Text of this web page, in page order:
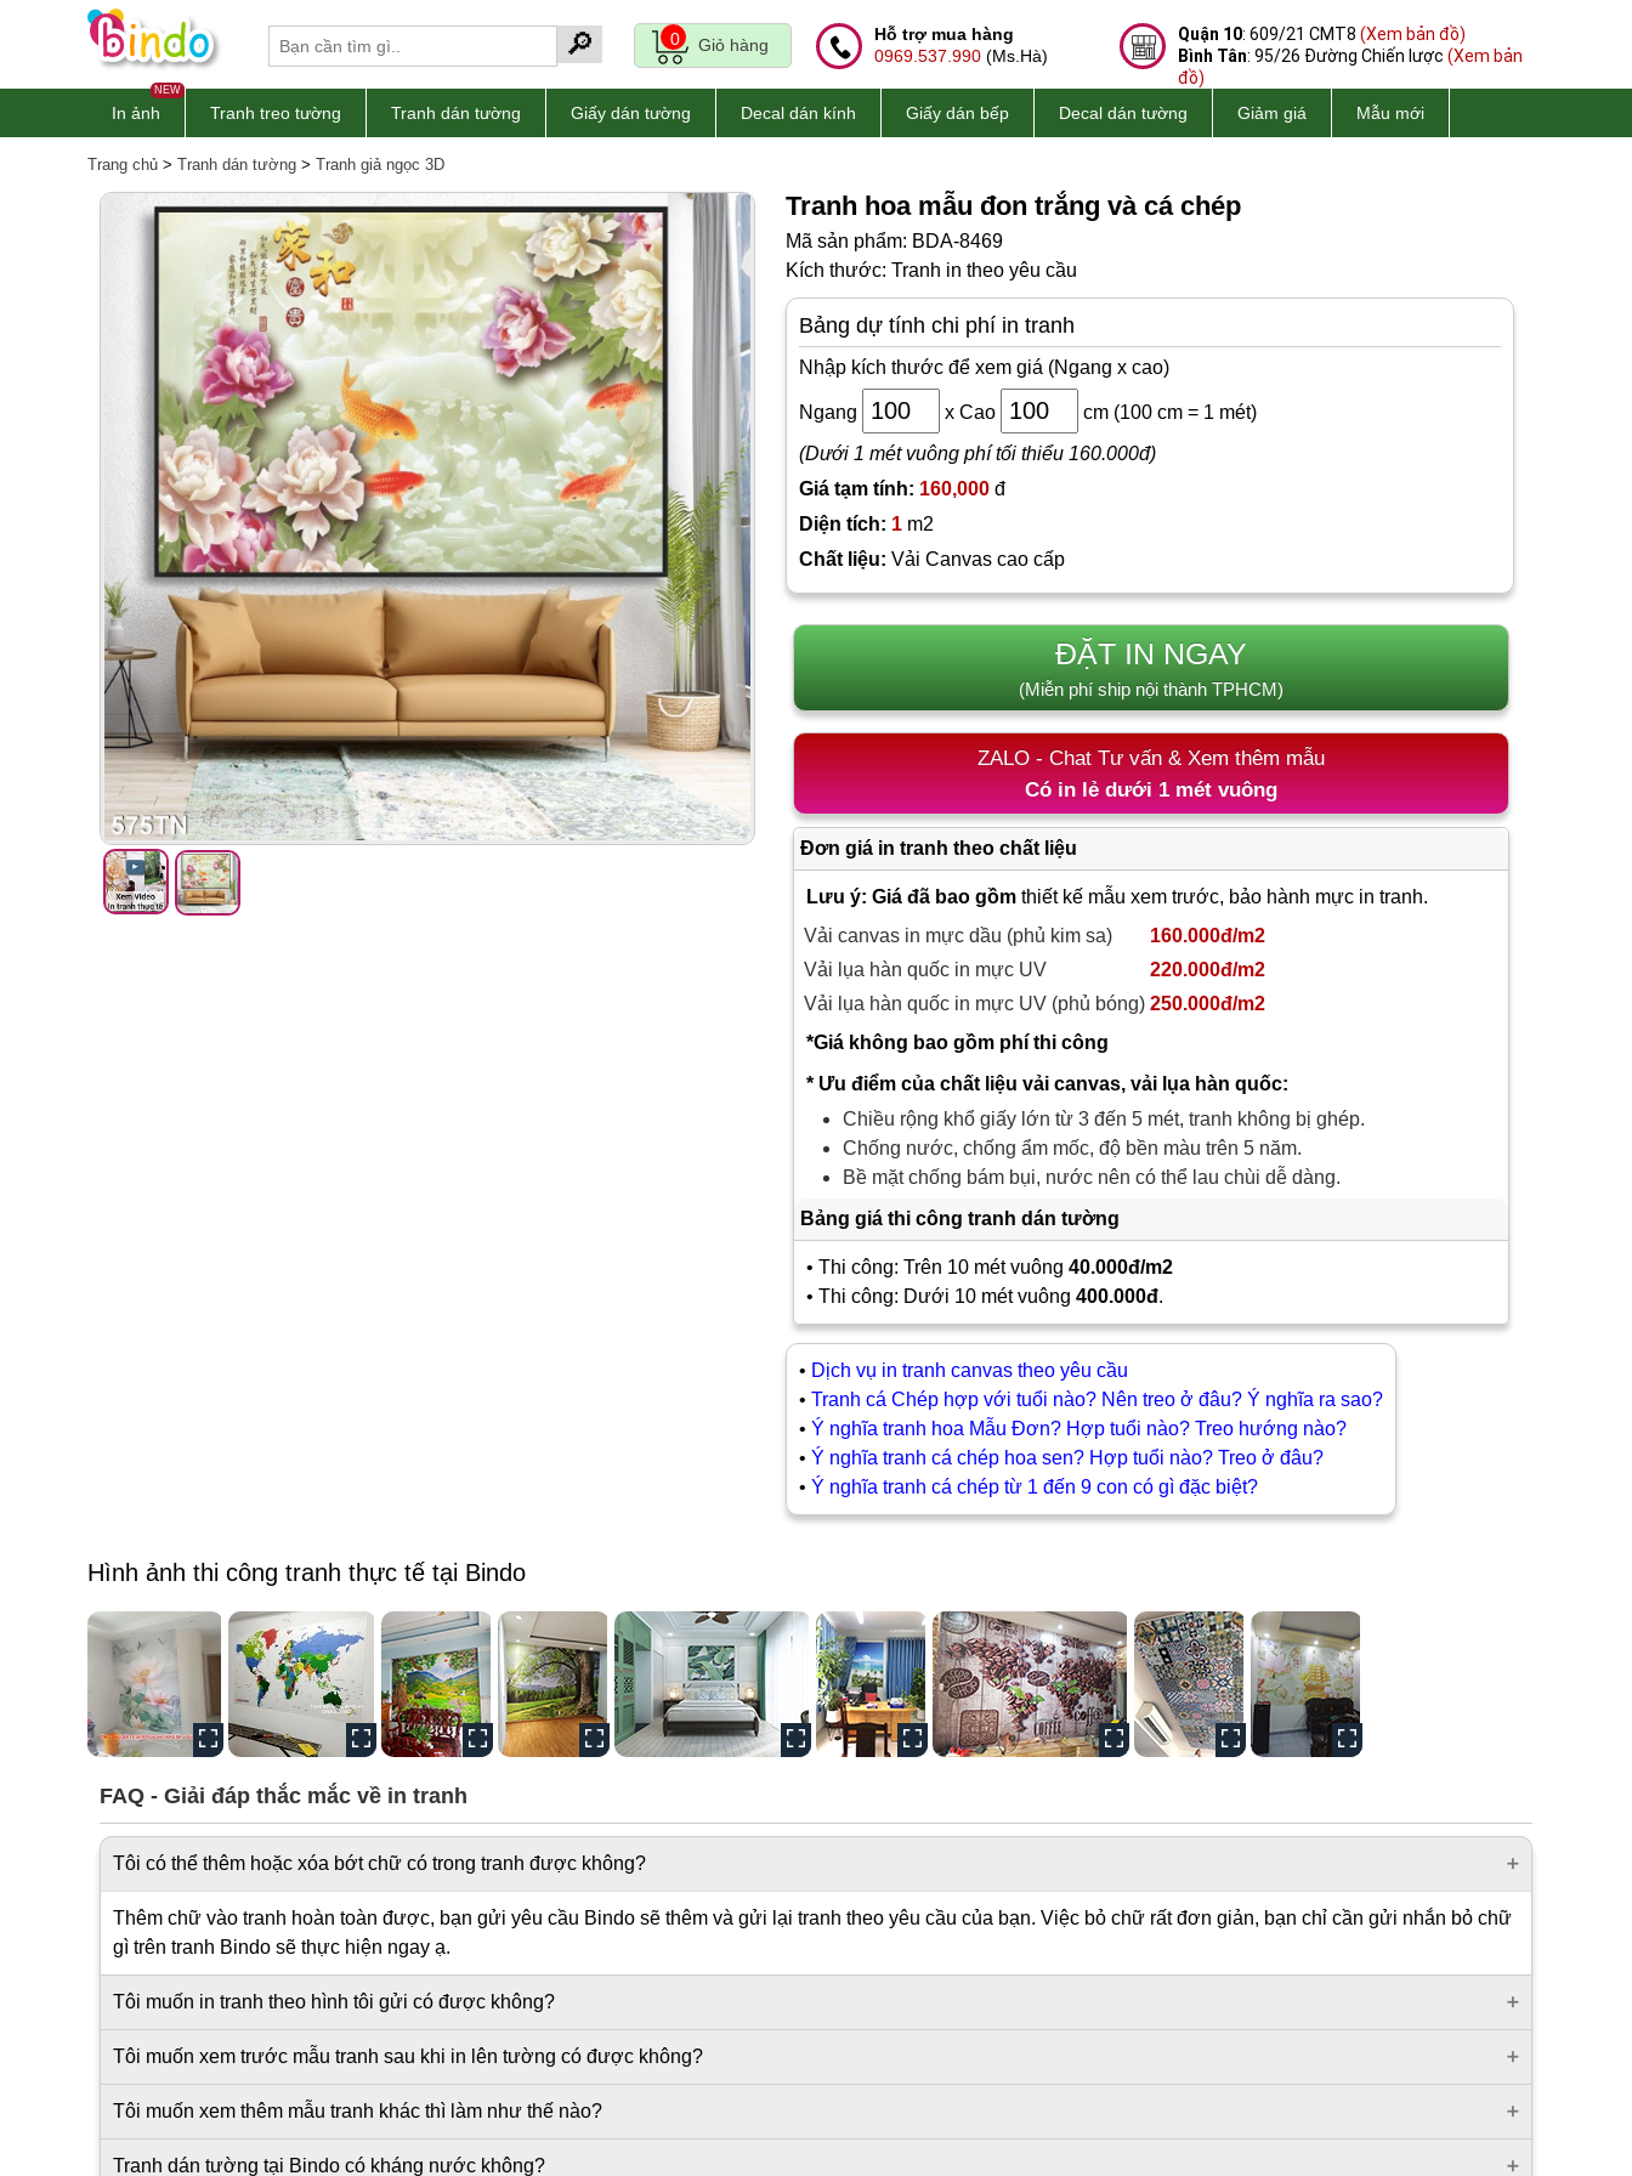
🔎 0 Giỏ hàng
Hỗ trợ mua hàng
0969.537.990 (Ms.Hà)
Quận 10: 609/21 CMT8 (Xem bản đồ)
Bình Tân: 95/26 Đường Chiến lược (Xem bản
đồ)
NEW
In ảnh Tranh treo tường Tranh dán tường Giấy dán tường Decal dán kính Giấy dán bếp Decal dán tường Giảm giá Mẫu mới
Trang chủ > Tranh dán tường > Tranh giả ngọc 3D
Tranh hoa mẫu đon trắng và cá chép
Mã sản phẩm: BDA-8469
Kích thước: Tranh in theo yêu cầu
Bảng dự tính chi phí in tranh
Nhập kích thước để xem giá (Ngang x cao)
Ngang x Cao cm (100 cm = 1 mét)
(Dưới 1 mét vuông phí tối thiểu 160.000đ)
Giá tạm tính: 160,000 đ
Diện tích: 1 m2
Chất liệu: Vải Canvas cao cấp
ĐẶT IN NGAY
(Miễn phí ship nội thành TPHCM)
ZALO - Chat Tư vấn & Xem thêm mẫu
Có in lẻ dưới 1 mét vuông
Đơn giá in tranh theo chất liệu
Lưu ý: Giá đã bao gồm thiết kế mẫu xem trước, bảo hành mực in tranh.
Vải canvas in mực dầu (phủ kim sa)
160.000đ/m2
Vải lụa hàn quốc in mực UV
220.000đ/m2
Vải lụa hàn quốc in mực UV (phủ bóng) 250.000đ/m2
*Giá không bao gồm phí thi công
* Ưu điểm của chất liệu vải canvas, vải lụa hàn quốc:
Chiều rộng khổ giấy lớn từ 3 đến 5 mét, tranh không bị ghép.
Chống nước, chống ẩm mốc, độ bền màu trên 5 năm.
Bề mặt chống bám bụi, nước nên có thể lau chùi dễ dàng.
Bảng giá thi công tranh dán tường
• Thi công: Trên 10 mét vuông 40.000đ/m2
• Thi công: Dưới 10 mét vuông 400.000đ.
• Dịch vụ in tranh canvas theo yêu cầu
• Tranh cá Chép hợp với tuổi nào? Nên treo ở đâu? Ý nghĩa ra sao?
• Ý nghĩa tranh hoa Mẫu Đơn? Hợp tuổi nào? Treo hướng nào?
• Ý nghĩa tranh cá chép hoa sen? Hợp tuổi nào? Treo ở đâu?
• Ý nghĩa tranh cá chép từ 1 đến 9 con có gì đặc biệt?
Hình ảnh thi công tranh thực tế tại Bindo
FAQ - Giải đáp thắc mắc về in tranh
Tôi có thể thêm hoặc xóa bớt chữ có trong tranh được không?
Thêm chữ vào tranh hoàn toàn được, bạn gửi yêu cầu Bindo sẽ thêm và gửi lại tranh theo yêu cầu của bạn. Việc bỏ chữ rất đơn giản, bạn chỉ cần gửi nhắn bỏ chữ
gì trên tranh Bindo sẽ thực hiện ngay ạ.
Tôi muốn in tranh theo hình tôi gửi có được không?
Tôi muốn xem trước mẫu tranh sau khi in lên tường có được không?
Tôi muốn xem thêm mẫu tranh khác thì làm như thế nào?
Tranh dán tường tại Bindo có kháng nước không?